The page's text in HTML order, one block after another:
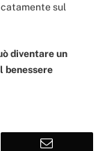
sul
diventare un
benessere
Email